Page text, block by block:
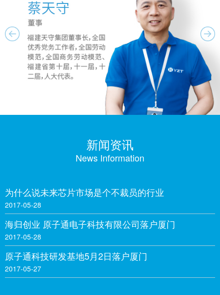
新闻资讯
News Information
为什么说未来芯片市场是个不裁员的行业
2017-05-28
海归创业 原子通电子科技有限公司落户厦门
2017-05-28
原子通科技研发基地5月2日落户厦门
2017-05-27